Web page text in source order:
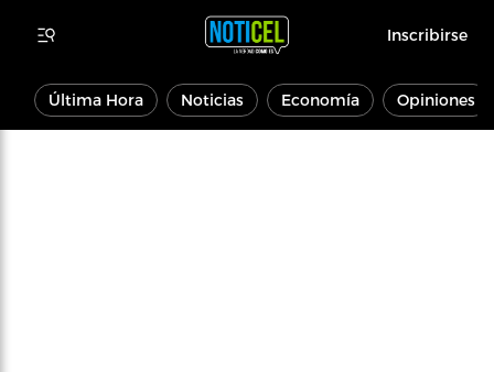
Inscribirse
Última Hora Noticias Economía Opiniones